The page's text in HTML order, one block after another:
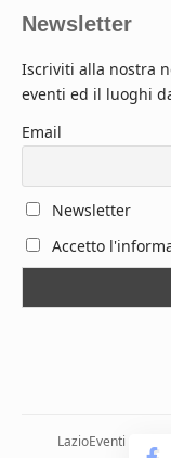
Newsletter
Iscriviti alla nostra
eventi ed il luoghi
Email
Newsletter
Accetto
LazioEventi – Via